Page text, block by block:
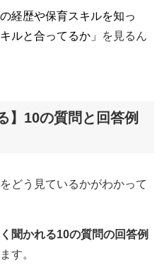
経歴や保育スキルを知っ
ルと合ってるか」
を見るん
】10の質問と回答例
どう見ているかがわかって
聞かれる10の質問の回答例
す。